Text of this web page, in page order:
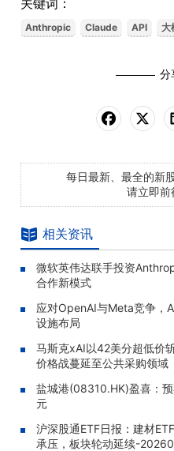
关键词：
Anthropic Claude API 大
分
每日最新、最全的新
请立即前
相关资讯
微软英伟达联手投资
合作新模式
应对OpenAI与Meta竞争，
设施布局
马斯克xAI以42美分超低价
价格战蔓延至公共采购领域
盐城港(08310.HK)盈喜：
元
沪深股通ETF日报：建材
承压，板块轮动延续-